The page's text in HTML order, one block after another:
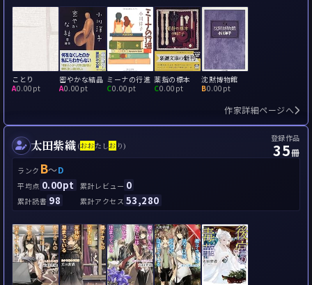
ことり
A0.00pt
密やかな結晶
A0.00pt
ミーナの行進
C0.00pt
薬指の標本
C0.00pt
沈黙博物館
B0.00pt
作家詳細ページへ
太田紫織 (おおたしお り)
登録作品
35冊
ランク B～D
平均点 0.00pt 累計レビュー 0
累計読書 98 累計アクセス 53,280